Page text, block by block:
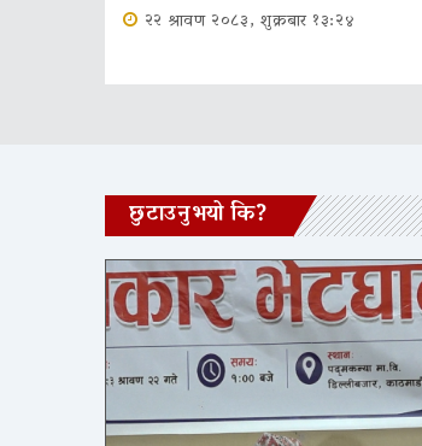
२२ श्रावण २०८३, शुक्रबार १३:२४
छुटाउनुभयो कि?